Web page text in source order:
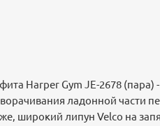
Harper Gym JE-2678
ладонной части
широкий липун Velco на